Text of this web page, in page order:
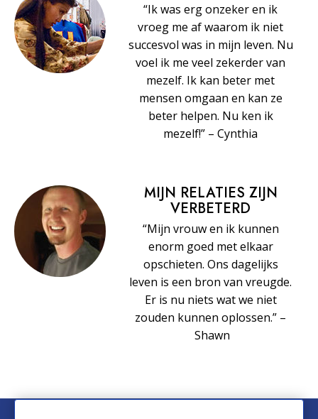
“Ik was erg onzeker en ik
vroeg me af waarom ik niet
succesvol was in mijn leven. Nu
voel ik me veel zekerder van
mezelf. Ik kan beter met
mensen omgaan en kan ze
beter helpen. Nu ken ik
mezelf!” – Cynthia
MIJN RELATIES ZIJN
VERBETERD
“Mijn vrouw en ik kunnen
enorm goed met elkaar
opschieten. Ons dagelijks
leven is een bron van vreugde.
Er is nu niets wat we niet
zouden kunnen oplossen.” –
Shawn